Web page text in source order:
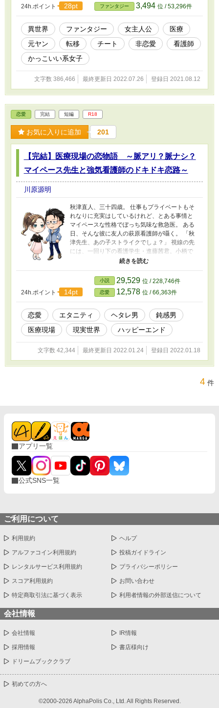
病を治し、時には、相手を殺す… どんなとき
も、周りに流されないで自分の行きたい道を！
様々な経験を積むうちに内なる力に目覚めてい
く…その力とは… 奴隷商で大けがしてる奴隷を
買って治療魔法で回復させ、大けがをさせた元
凶討伐をしたり、 王国で黒死病治療に関わった
り お隣の帝国の後継者争いに巻き込まれてい
く… 本人は、平穏な生活を望むが、周囲がそう
させてくれない…
24h.ポイント 28pt ファンタジー 3,494 位 / 53,296件
異世界 ファンタジー 女主人公
医療
元ヤン
転移 チート 非恋愛
看護師
かっこいい系女子
文字数 386,466 最終更新日 2022.07.26 登録日 2021.08.12
恋愛 完結 短編 R18
お気に入りに追加 201
【完結】医療現場の恋物語 ～脈アリ？脈ナシ？
マイペース先生と強気看護師のドキドキ恋路～
川原源明
秋津直人、三十四歳。 仕事もプライベートもそ
れなりに充実はしているけれど、とある事情と
マイペースな性格でぼっち気味な救急医。 ある
日、そんな彼に友人の萩原看護師が囁く。 「秋
津先生、あの子ストライクでしょ？」 視線の先
には、一回り下の看護学生・進藤茜君。小柄で
つり目でポニーテールと、確かに秋津の好みど
真ん中！ ところがこの茜君、ナンパも自力で跳
ね返す強気娘だし、「歳の差は苦手」だと言う
し、一見秋津の付け入る隙はなさそうだけれ
ど……。 萩原さんのアシストをきっかけに、二
人は少しずつ心の距離を縮めていく。 採血の練
習に付き合ったり、叱られた日に甘いものを奢
ってあげたり、共通の趣味で盛り上がったり、
しつこく言い寄る男を撃退したり、思わぬ接点
茜君に惹かれていく秋津。茜君もまんざらでも
な青年医師×恋も特攻・元ヤン娘の恋物語。もど
24h.ポイント 14pt
小説 29,529 位 / 228,746件
恋愛 12,578 位 / 66,363件
恋愛 エタニティ ヘタレ男
鈍感男
医療現場
現実世界 ハッピーエンド
文字数 42,344 最終更新日 2022.01.24 登録日 2022.01.18
4 件
アプリ一覧
公式SNS一覧
ご利用について
利用規約 ヘルプ
アルファコイン利用規約 投稿ガイドライン
レンタルサービス利用規約 プライバシーポリシー
スコア利用規約 お問い合わせ
特定商取引法に基づく表示 利用者情報の外部送信について
会社情報
会社情報 IR情報
採用情報 書店様向け
ドリームブッククラブ
初めての方へ
©2000-2026 AlphaPolis Co., Ltd. All Rights Reserved.